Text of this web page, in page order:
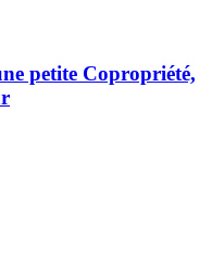
petite Copropriété,